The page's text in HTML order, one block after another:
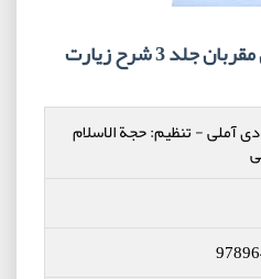
مشخصات کتاب ادب فنای مقربان جلد 3 شرح زیارت
آملی-تنظیم: حجة الاسلام